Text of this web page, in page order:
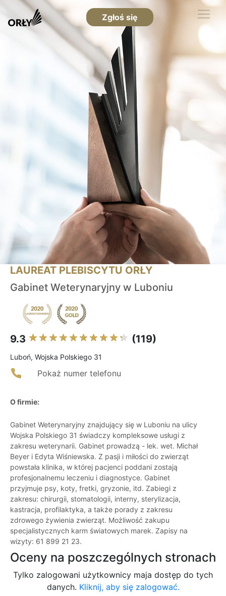
Zgłoś się
LAUREAT PLEBISCYTU ORŁY
Gabinet Weterynaryjny w Luboniu
9.3 (119)
Luboń, Wojska Polskiego 31
Pokaż numer telefonu
O firmie:
Gabinet Weterynaryjny znajdujący się w Luboniu na ulicy
Wojska Polskiego 31 świadczy kompleksowe usługi z
zakresu weterynarii. Gabinet prowadzą - lek. wet. Michał
Beyer i Edyta Wiśniewska. Z pasji i miłości do zwierząt
powstała klinika, w której pacjenci poddani zostają
profesjonalnemu leczeniu i diagnostyce. Gabinet
przyjmuje psy, koty, fretki, gryzonie, itd. Zabiegi z
zakresu: chirurgii, stomatologii, interny, sterylizacja,
kastracja, profilaktyka, a także porady z zakresu
zdrowego żywienia zwierząt. Możliwość zakupu
specjalistycznych karm światowych marek. Zapisy na
wizyty: 61 899 21 23.
Oceny na poszczególnych stronach
Tylko zalogowani użytkownicy maja dostęp do tych
danych. Kliknij, aby się zalogować.